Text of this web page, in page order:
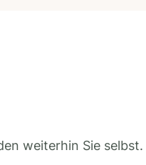
weiterhin Sie selbst.